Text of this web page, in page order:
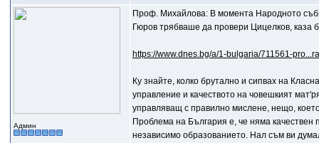
Админ
Проф. Михайлова: В момента Народното
Гюров трябваше да провери Цицелков, каза
https://www.dnes.bg/a/1-bulgaria/711561-
Ку знайте, колко брутално и сипвах на
управление и качеството на човешкият
управляващ с правилно мислене, нещо,
Проблема на България е, че няма качествен
независимо образованието. Нал съм ви